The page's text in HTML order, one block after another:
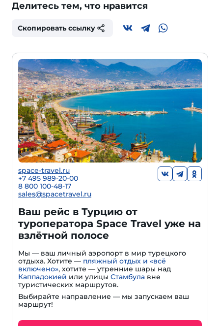
Делитесь тем, что нравится
Скопировать ссылку
space-travel.ru
+7 495 989-20-00
8 800 100-48-17
sales@spacetravel.ru
Ваш рейс в Турцию от
туроператора Space Travel уже на
взлётной полосе
Мы — ваш личный аэропорт в мир турецкого
отдыха. Хотите — пляжный отдых и «всё
включено», хотите — утренние шары над
Каппадокией или улицы Стамбула вне
туристических маршрутов.
Выбирайте направление — мы запускаем ваш
маршрут!